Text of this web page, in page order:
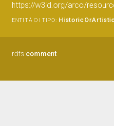
https://w3id.org/arco/
ENTITÀ DI TIPO:
rdfs:comment